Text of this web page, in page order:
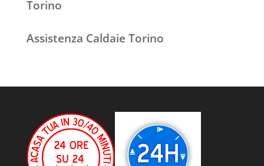
Torino
Assistenza Caldaie Torino